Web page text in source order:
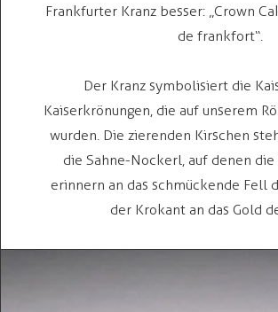
Frankfurter Kranz besser: „Crown
de frankfort“.
Der Kranz symbolisiert die
Kaiserkrönungen, die auf unserem
wurden. Die zierenden Kirschen
die Sahne-Nockerl, auf denen
erinnern an das schmückende Fell
der Krokant an das Gold